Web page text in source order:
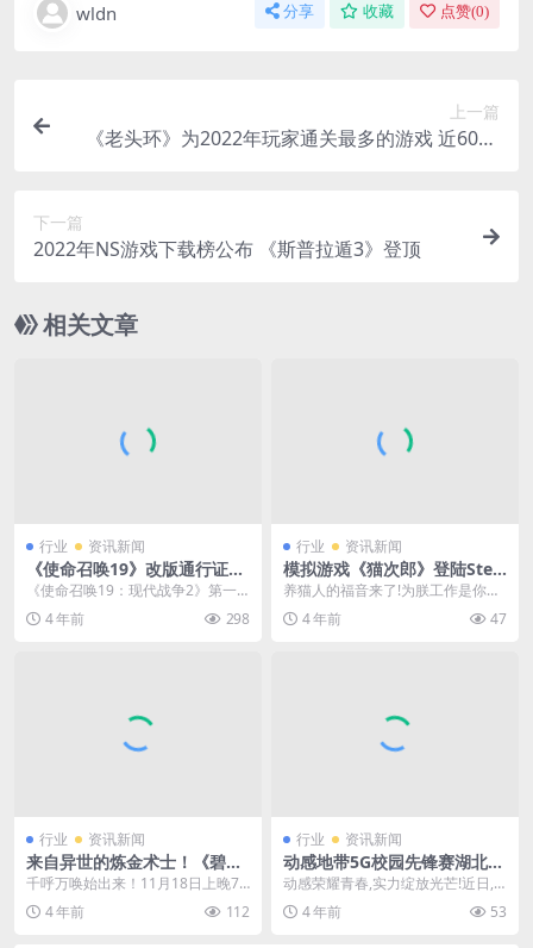
wldn 分享 收藏 点赞(0)
上一篇
《老头环》为2022年玩家通关最多的游戏 近6000
下一篇
2022年NS游戏下载榜公布 《斯普拉遁3》登顶
相关文章
行业 资讯新闻
《使命召唤19》改版通行证详
解 “推图升级”选你所爱
《使命召唤19：现代战争2》第一
赛季将在背景时间11月17日更新，
同时也是免费大...
4 年前 298
行业 资讯新闻
模拟游戏《猫次郎》登陆Stea
m平台 售价22元，带简中
养猫人的福音来了!为朕工作是你的
荣幸～养我!人类!带我回家!02GAM
ES旗下休...
4 年前 47
行业 资讯新闻
来自异世的炼金术士！《碧蓝
航线》x《莱莎的炼金工房》
千呼万唤始出来！11月18日上晚7
点，《碧蓝航线》x《莱莎的炼金工
房》系列联动前...
4 年前 112
行业 资讯新闻
动感地带5G校园先锋赛湖北省
高校赛圆满收官
动感荣耀青春,实力绽放光芒!近日,
由湖北移动主办、咪咕电竞承办的
动感地带5G校园...
4 年前 53